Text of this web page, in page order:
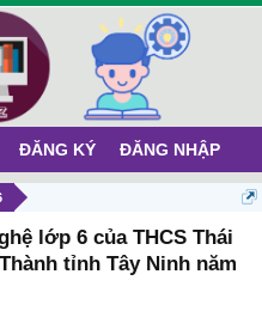
lớp 6 của THCS Thái
tỉnh Tây Ninh năm
ĐĂNG KÝ ĐĂNG NHẬP